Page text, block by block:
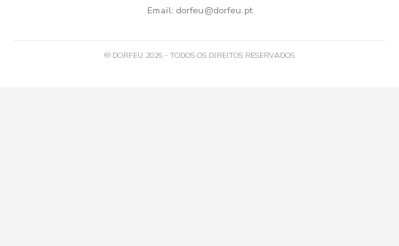
Email: dorfeu@dorfeu.pt
® DORFEU 2026 - TODOS OS DIREITOS RESERVADOS